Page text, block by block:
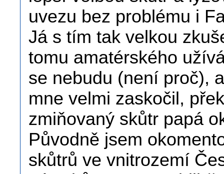
uvezu bez problému i
Já s tím tak velkou
tomu amatérského
se nebudu (není proč),
mne velmi zaskočil,
zmiňovaný skůtr papá
Původně jsem
skůtrů ve vnitrozemí